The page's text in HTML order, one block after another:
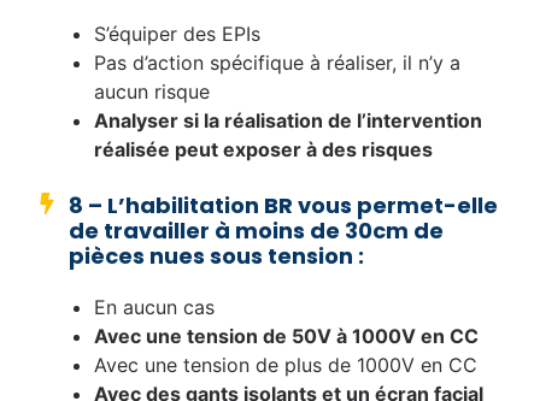
S’équiper des EPIs
Pas d’action spécifique à réaliser, il n’y a
aucun risque
Analyser si la réalisation de l’intervention
réalisée peut exposer à des risques
8 – L’habilitation BR vous permet-elle
de travailler à moins de 30cm de
pièces nues sous tension :
En aucun cas
Avec une tension de 50V à 1000V en CC
Avec une tension de plus de 1000V en CC
Avec des gants isolants et un écran facial